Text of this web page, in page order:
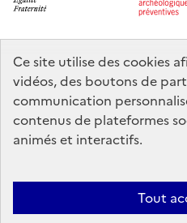
Ce site utilise des cookies
vidéos, des boutons de
communication
contenus de plateformes
animés et interactifs.
Tout
legifrance.gouv.fr
service-public.gouv.fr
Nous contacter Mentions légales
Politique d’utilisation